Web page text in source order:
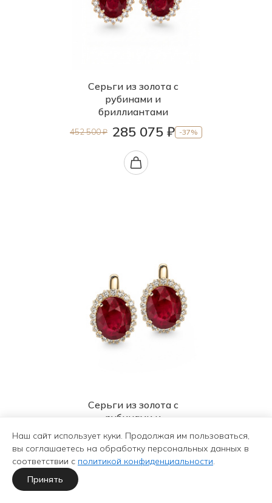
Серьги из золота с
рубинами и
бриллиантами
452 500 ₽ 285 075 ₽ -37%
Серьги из золота с
рубинами и
бриллиантами
589 700 ₽ 371 511 ₽ -37%
Наш сайт использует куки. Продолжая им пользоваться,
вы соглашаетесь на обработку персональных данных в
соответствии с политикой конфиденциальности.
Принять